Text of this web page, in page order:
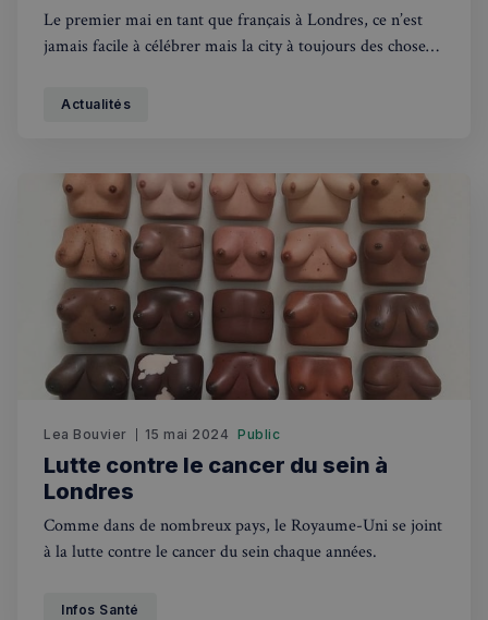
Recherche Chatbot IA
Rechercher dans Français à Londres - Magazine
RECHERCHES POPULAIRES
Annuaire des professionnels
Visites guidées
Événements à venir
Le premier mai en tant que français à Londres, ce n’est
jamais facile à célébrer mais la city à toujours des choses à
Actualités
Lea Bouvier 15 mai 2024 Public
Lutte contre le cancer du sein à
Londres
Comme dans de nombreux pays, le Royaume-Uni se joint
à la lutte contre le cancer du sein chaque années.
Infos Santé